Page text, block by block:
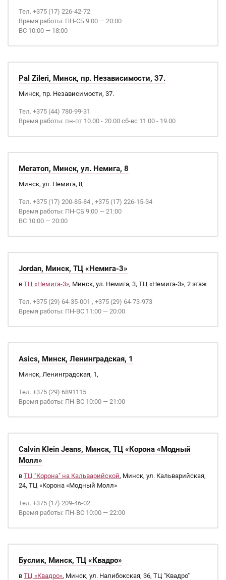
Тел. +375 (17) 226-42-72
Время работы: ПН-СБ 9:00 — 20:00
ВС 10:00 — 18:00
Pal Zileri, Минск, пр. Независимости, 37.
Минск, пр. Независимости, 37.
Тел. +375 (44) 780-99-31
Время работы: пн-пт 10.00 - 20.00 сб-вс 11.00 - 19.00
Мегатоп, Минск, ул. Немига, 8
Минск, ул. Немига, 8,
Тел. +375 (17) 200-85-84 , +375 (17) 226-15-34
Время работы: ПН-СБ 9:00 — 21:00
ВС 10:00 — 20:00
Jordan, Минск, ТЦ «Немига-3»
в ТЦ «Немига-3», Минск, ул. Немига, 3, ТЦ «Немига-3», 2 этаж
Тел. +375 (29) 64-35-001 , +375 (29) 64-73-973
Время работы: ПН-ВС 11:00 — 20:00
Asics, Минск, Ленинградская, 1
Минск, Ленинградская, 1,
Тел. +375 (29) 6891115
Время работы: ПН-ВС 10:00 — 21:00
Calvin Klein Jeans, Минск, ТЦ «Корона «Модный
Молл»
в ТЦ "Корона" на Кальварийской, Минск, ул. Кальварийская,
24, ТЦ «Корона «Модный Молл»
Тел. +375 (17) 209-46-02
Время работы: ПН-ВС 10:00 — 22:00
Буслик, Минск, ТЦ «Квадро»
в ТЦ «Квадро», Минск, ул. Налибокская, 36, ТЦ "Квадро"